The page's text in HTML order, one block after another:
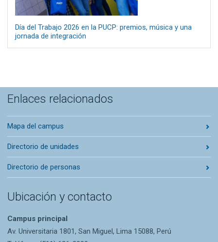
Día del Trabajo 2026 en la PUCP: premios, música y una
jornada de integración
Enlaces relacionados
Mapa del campus
Directorio de unidades
Directorio de personas
Ubicación y contacto
Campus principal
Av. Universitaria 1801, San Miguel, Lima 15088, Perú